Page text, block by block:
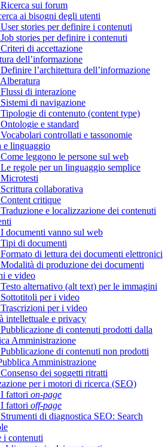
sui forum
ai bisogni degli utenti
stories per definire i contenuti
stories per definire i contenuti
di accettazione
dell’informazione
l’architettura dell’informazione
di interazione
di navigazione
di contenuto (content type)
e standard
controllati e tassonomie
e linguaggio
leggono le persone sul web
regole per un linguaggio semplice
collaborativa
critique
e localizzazione dei contenuti
documenti vanno sul web
di documenti
di lettura dei documenti elettronici
di produzione dei documenti
e video
alternativo (alt text) per le immagini
per i video
per i video
intellettuale e privacy
di contenuti prodotti dalla
Amministrazione
di contenuti non prodotti
Amministrazione
dei soggetti ritratti
per i motori di ricerca (SEO)
fattori on-page
fattori off-page
di diagnostica SEO: Search
i contenuti